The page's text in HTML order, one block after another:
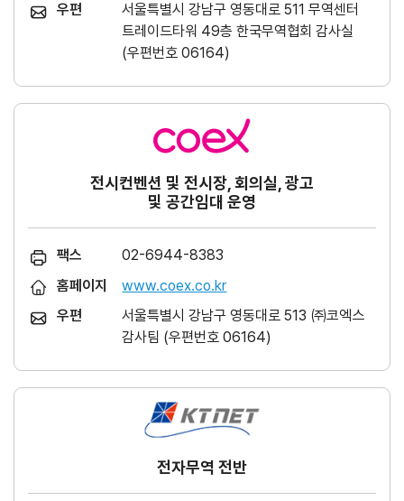
우편
서울특별시 강남구 영동대로 511 무역센터
트레이드타워 49층 한국무역협회 감사실
(우편번호 06164)
전시컨벤션 및 전시장, 회의실, 광고
및 공간임대 운영
팩스
02-6944-8383
홈페이지
www.coex.co.kr
우편
서울특별시 강남구 영동대로 513 ㈜코엑스
감사팀 (우편번호 06164)
전자무역 전반